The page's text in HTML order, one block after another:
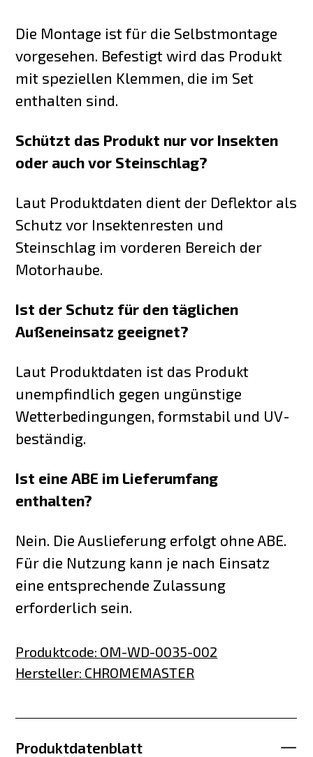
Die Montage ist für die Selbstmontage
vorgesehen. Befestigt wird das Produkt
mit speziellen Klemmen, die im Set
enthalten sind.
Schützt das Produkt nur vor Insekten
oder auch vor Steinschlag?
Laut Produktdaten dient der Deflektor als
Schutz vor Insektenresten und
Steinschlag im vorderen Bereich der
Motorhaube.
Ist der Schutz für den täglichen
Außeneinsatz geeignet?
Laut Produktdaten ist das Produkt
unempfindlich gegen ungünstige
Wetterbedingungen, formstabil und UV-
beständig.
Ist eine ABE im Lieferumfang
enthalten?
Nein. Die Auslieferung erfolgt ohne ABE.
Für die Nutzung kann je nach Einsatz
eine entsprechende Zulassung
erforderlich sein.
Produktcode: OM-WD-0035-002
Hersteller: CHROMEMASTER
Produktdatenblatt